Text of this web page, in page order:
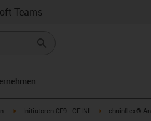
Teams
igus-icon-arrow-right
Initiatoren CF9 - CF.INI igus-icon-
chainflex®